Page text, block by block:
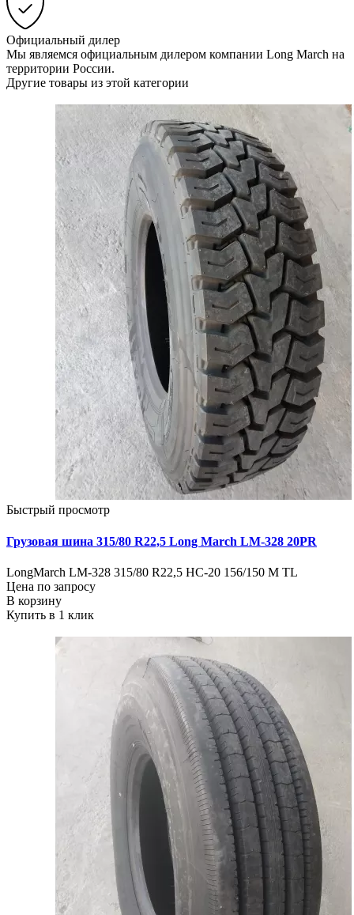
Официальный дилер
Мы являемся официальным дилером компании Long March на
территории России.
Другие товары из этой категории
Быстрый просмотр
Грузовая шина 315/80 R22,5 Long March LM-328 20PR
LongMarch LM-328 315/80 R22,5 НС-20 156/150 М TL
Цена по запросу
В корзину
Купить в 1 клик